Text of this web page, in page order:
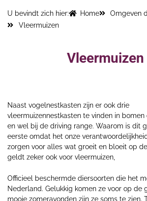
U bevindt zich hier: Home
Omgeven
Vleermuizen
Vleermuizen
Naast vogelnestkasten zijn er ook drie
vleermuizennestkasten te vinden in bomen
en wel bij de driving range. Waarom is dit
eerste omdat het onze
zorgen voor alles wat groeit en bloeit op
geldt zeker ook voor vleermuizen,
Officieel beschermde diersoorten die het
Nederland. Gelukkig komen ze voor op de
mooie zomeravonden zijn ze soms te zien.